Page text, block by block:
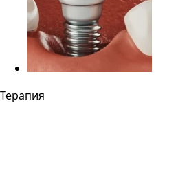
Терапия